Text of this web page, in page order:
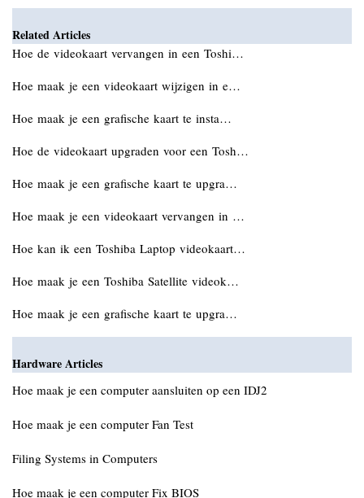
Related Articles
Hoe de videokaart vervangen in een Toshi…
Hoe maak je een videokaart wijzigen in e…
Hoe maak je een grafische kaart te insta…
Hoe de videokaart upgraden voor een Tosh…
Hoe maak je een grafische kaart te upgra…
Hoe maak je een videokaart vervangen in …
Hoe kan ik een Toshiba Laptop videokaart…
Hoe maak je een Toshiba Satellite videok…
Hoe maak je een grafische kaart te upgra…
Hardware Articles
Hoe maak je een computer aansluiten op een IDJ2
Hoe maak je een computer Fan Test
Filing Systems in Computers
Hoe maak je een computer Fix BIOS